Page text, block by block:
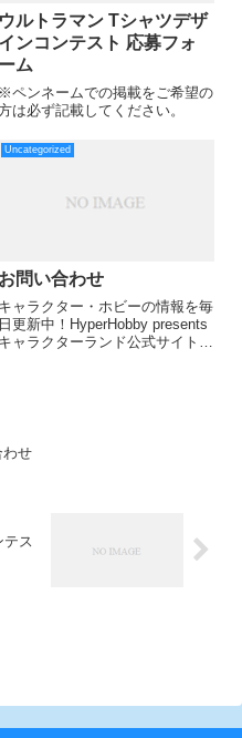
ウルトラマン Tシャツデザ
インコンテスト 応募フォ
ーム
※ペンネームでの掲載をご希望の
は必ず記載してください。
Uncategorized
お問い合わせ
キャラクター・ホビーの情報を毎
日更新中！HyperHobby presents
キャラクターランド公式サイトは
わせ
テス